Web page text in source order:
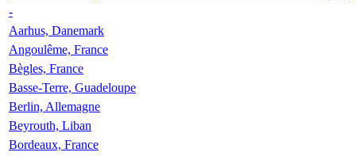
-
Aarhus, Danemark
Angoulême, France
Bègles, France
Basse-Terre, Guadeloupe
Berlin, Allemagne
Beyrouth, Liban
Bordeaux, France